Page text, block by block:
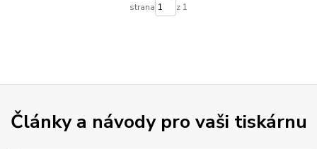
strana z 1
Články a návody pro vaši tiskárnu